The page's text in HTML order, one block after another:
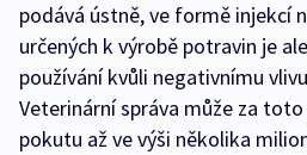
podává ústně, ve formě injekcí
určených k výrobě potravin je
používání kvůli negativnímu
Veterinární správa může za
pokutu až ve výši několika